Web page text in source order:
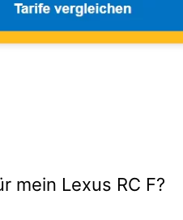
mein Lexus RC F?